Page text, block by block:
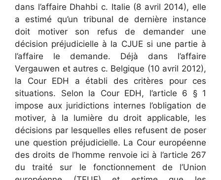
dans l’affaire Dhahbi c. Italie (8 avril 2014), elle
a estimé qu’un tribunal de dernière instance
doit motiver son refus de demander une
décision préjudicielle à la CJUE si une partie à
l’affaire le demande. Déjà dans l’affaire
Vergauwen et autres c. Belgique (10 avril 2012),
la Cour EDH a établi des critères pour ces
situations. Selon la Cour EDH, l’article 6 § 1
impose aux juridictions internes l’obligation de
motiver, à la lumière du droit applicable, les
décisions par lesquelles elles refusent de poser
une question préjudicielle. La Cour européenne
des droits de l’homme renvoie ici à l’article 267
du traité sur le fonctionnement de l’Union